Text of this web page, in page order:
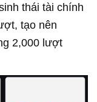
thái tài chính
tạo nên
2,000 lượt